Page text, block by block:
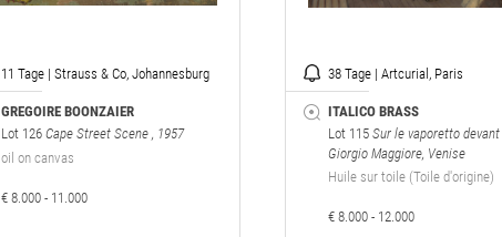
11 Tage | Strauss & Co, Johannesburg
GREGOIRE BOONZAIER
Lot 126 Cape Street Scene , 1957
oil on canvas
€ 8.000 - 11.000
38 Tage | Artcurial, Paris
ITALICO BRASS
Lot 115 Sur le vaporetto devant
Giorgio Maggiore, Venise
Huile sur toile (Toile d'origine)
€ 8.000 - 12.000